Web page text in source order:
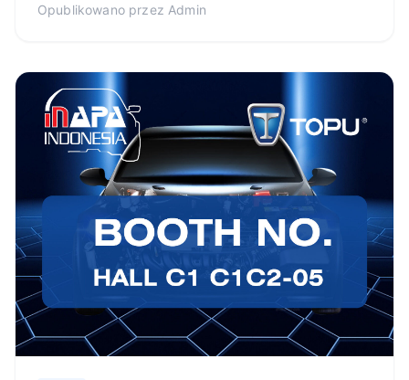
Opublikowano przez Admin